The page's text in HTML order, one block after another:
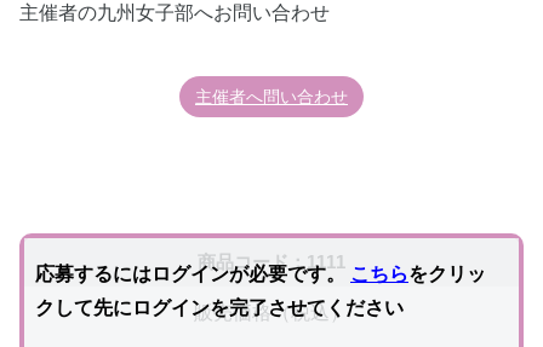
主催者の九州女子部へお問い合わせ
主催者へ問い合わせ
商品コード：1111
販売価格（税込）
応募するにはログインが必要です。 こちらをクリッ
クして先にログインを完了させてください